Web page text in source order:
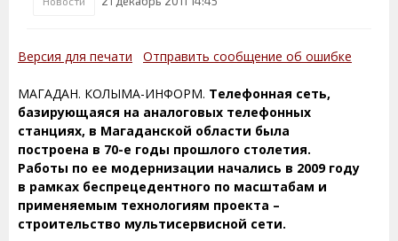
Версия для печати Отправить сообщение об ошибке
МАГАДАН. КОЛЫМА-ИНФОРМ. Телефонная сеть,
базирующаяся на аналоговых телефонных
станциях, в Магаданской области была
построена в 70-е годы прошлого столетия.
Работы по ее модернизации начались в 2009 году
в рамках беспрецедентного по масштабам и
применяемым технологиям проекта –
строительство мультисервисной сети.